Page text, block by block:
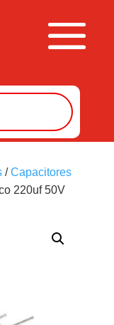
/Capacitores
220uf 50V